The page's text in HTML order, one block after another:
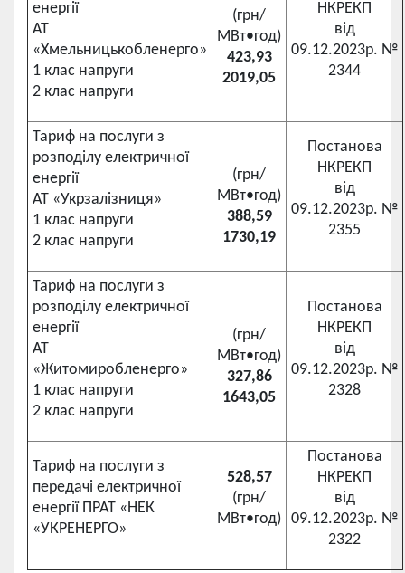
енергії
АТ
«Хмельницькобленерго»
1 клас напруги
2 клас напруги
(грн/
МВт•год)
423,93
2019,05
НКРЕКП
від
09.12.2023р. №
2344
Тариф на послуги з
розподілу електричної
енергії
АТ «Укрзалізниця»
1 клас напруги
2 клас напруги
(грн/
МВт•год)
388,59
1730,19
Постанова
НКРЕКП
від
09.12.2023р. №
2355
Тариф на послуги з
розподілу електричної
енергії
АТ
«Житомиробленерго»
1 клас напруги
2 клас напруги
(грн/
МВт•год)
327,86
1643,05
Постанова
НКРЕКП
від
09.12.2023р. №
2328
Тариф на послуги з
передачі електричної
енергії ПРАТ «НЕК
«УКРЕНЕРГО»
528,57
(грн/
МВт•год)
Постанова
НКРЕКП
від
09.12.2023р. №
2322